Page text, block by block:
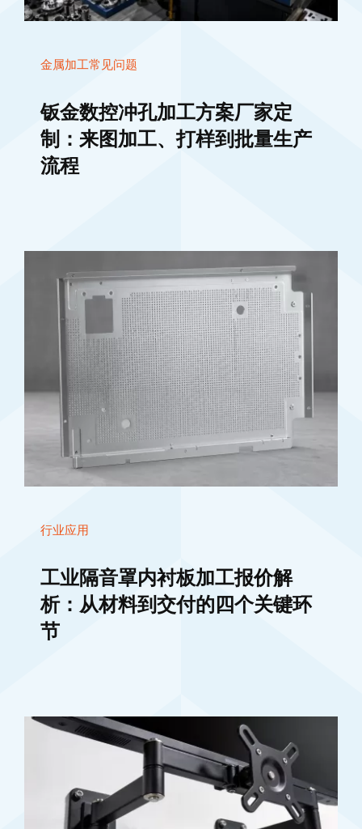
金属加工常见问题
钣金数控冲孔加工方案厂家定
制：来图加工、打样到批量生产
流程
行业应用
工业隔音罩内衬板加工报价解
析：从材料到交付的四个关键环
节